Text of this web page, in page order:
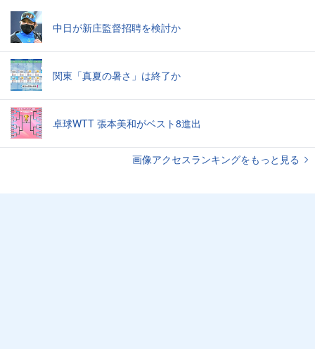
中日が新庄監督招聘を検討か
関東「真夏の暑さ」は終了か
卓球WTT 張本美和がベスト8進出
画像アクセスランキングをもっと見る